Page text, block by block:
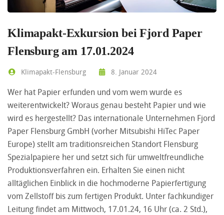
Klimapakt-Exkursion bei Fjord Paper
Flensburg am 17.01.2024
Klimapakt-Flensburg 8. Januar 2024
Wer hat Papier erfunden und vom wem wurde es
weiterentwickelt? Woraus genau besteht Papier und wie
wird es hergestellt? Das internationale Unternehmen Fjord
Paper Flensburg GmbH (vorher Mitsubishi HiTec Paper
Europe) stellt am traditionsreichen Standort Flensburg
Spezialpapiere her und setzt sich für umweltfreundliche
Produktionsverfahren ein. Erhalten Sie einen nicht
alltäglichen Einblick in die hochmoderne Papierfertigung
vom Zellstoff bis zum fertigen Produkt. Unter fachkundiger
Leitung findet am Mittwoch, 17.01.24, 16 Uhr (ca. 2 Std.),